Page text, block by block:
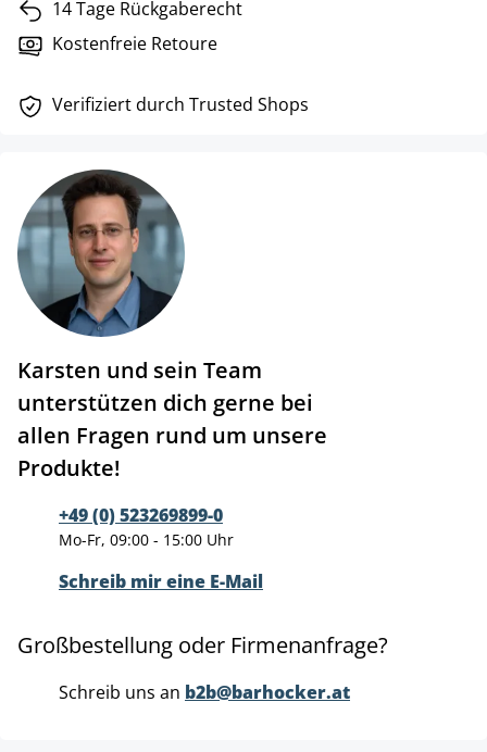
14 Tage Rückgaberecht
Kostenfreie Retoure
Verifiziert durch Trusted Shops
Karsten und sein Team
unterstützen dich gerne bei
allen Fragen rund um unsere
Produkte!
+49 (0) 523269899-0
Mo-Fr, 09:00 - 15:00 Uhr
Schreib mir eine E-Mail
Großbestellung oder Firmenanfrage?
Schreib uns an b2b@barhocker.at